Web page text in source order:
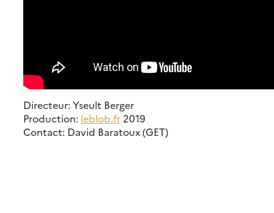
Directeur: Yseult Berger
Production: leblob.fr 2019
Contact: David Baratoux (GET)